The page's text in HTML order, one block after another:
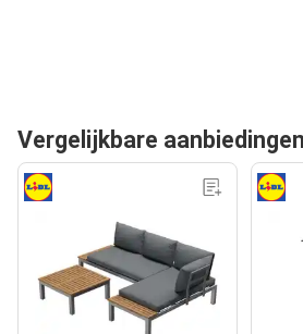
Vergelijkbare aanbiedingen